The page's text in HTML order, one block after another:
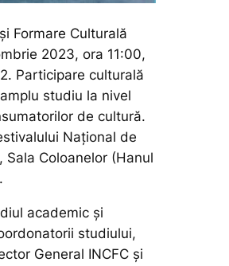
Formare Culturală
2023, ora 11:00,
Participare culturală
studiu la nivel
de cultură.
Național de
Sala Coloanelor (Hanul
academic și
studiului,
General INCFC și